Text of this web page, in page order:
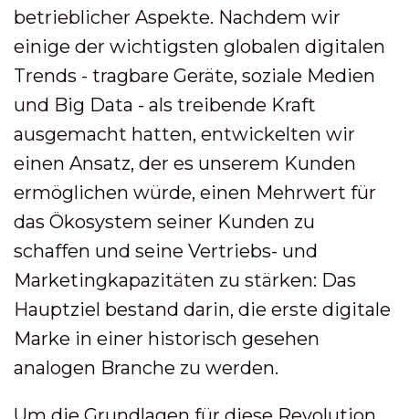
betrieblicher Aspekte. Nachdem wir
einige der wichtigsten globalen digitalen
Trends - tragbare Geräte, soziale Medien
und Big Data - als treibende Kraft
ausgemacht hatten, entwickelten wir
einen Ansatz, der es unserem Kunden
ermöglichen würde, einen Mehrwert für
das Ökosystem seiner Kunden zu
schaffen und seine Vertriebs- und
Marketingkapazitäten zu stärken: Das
Hauptziel bestand darin, die erste digitale
Marke in einer historisch gesehen
analogen Branche zu werden.